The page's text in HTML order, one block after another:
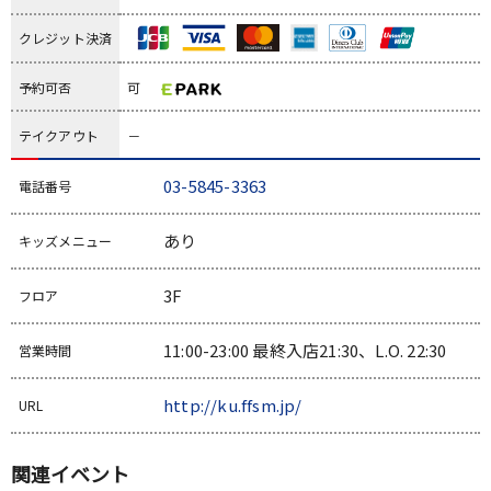
クレジット決済
予約可否 可
テイクアウト －
電話番号 03-5845-3363
キッズメニュー あり
フロア 3F
営業時間 11:00-23:00 最終入店21:30、L.O. 22:30
URL http://ku.ffsm.jp/
関連イベント